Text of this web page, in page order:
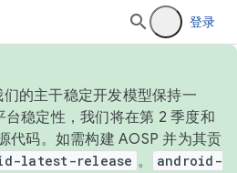
登录
的主干稳定开发模型保持一
稳定性，我们将在第 2 季度和
代码。如需构建 AOSP 并为其贡
latest-release 。
android-